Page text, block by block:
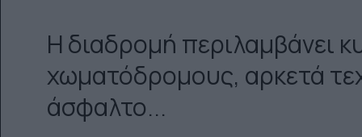
Η διαδρομή περιλαμβάνει
χωματόδρομους, αρκετά
άσφαλτο...